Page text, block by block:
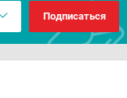
Подписаться